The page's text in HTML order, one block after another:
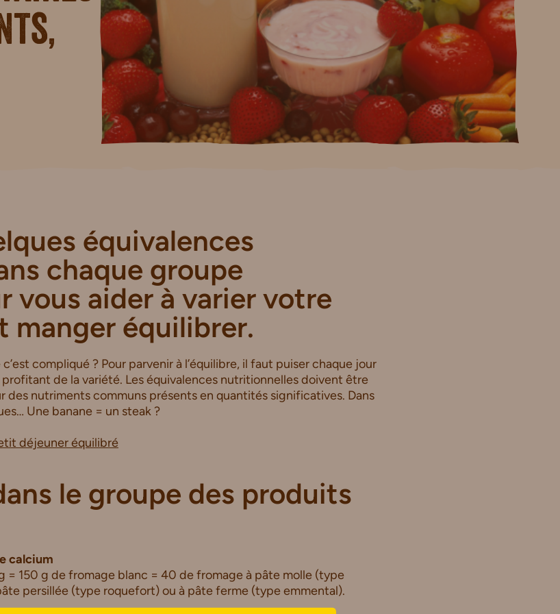
équivalences
chaque groupe
vous aider à varier votre
manger équilibrer.
compliqué ? Pour parvenir à l’équilibre, il faut puiser chaque jour
profitant de la variété. Les équivalences nutritionnelles doivent être
des nutriments communs présents en quantités significatives. Dans
Une banane = un steak ?
déjeuner équilibré
le groupe des produits
calcium
= 150 g de fromage blanc = 40 de fromage à pâte molle (type
persillée (type roquefort) ou à pâte ferme (type emmental).